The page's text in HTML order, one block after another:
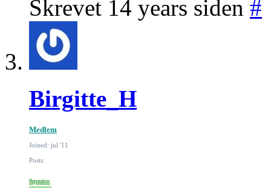
Skrevet 14 years siden #
Birgitte_H
Medlem
Joined: jul '11
Posts:
Reputation: